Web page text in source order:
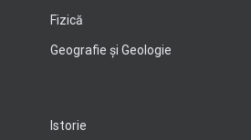
Fizică
Geografie şi Geologie
Istorie